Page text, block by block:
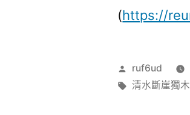
(https://
作
者:
ruf6ud
標
清水斷崖獨